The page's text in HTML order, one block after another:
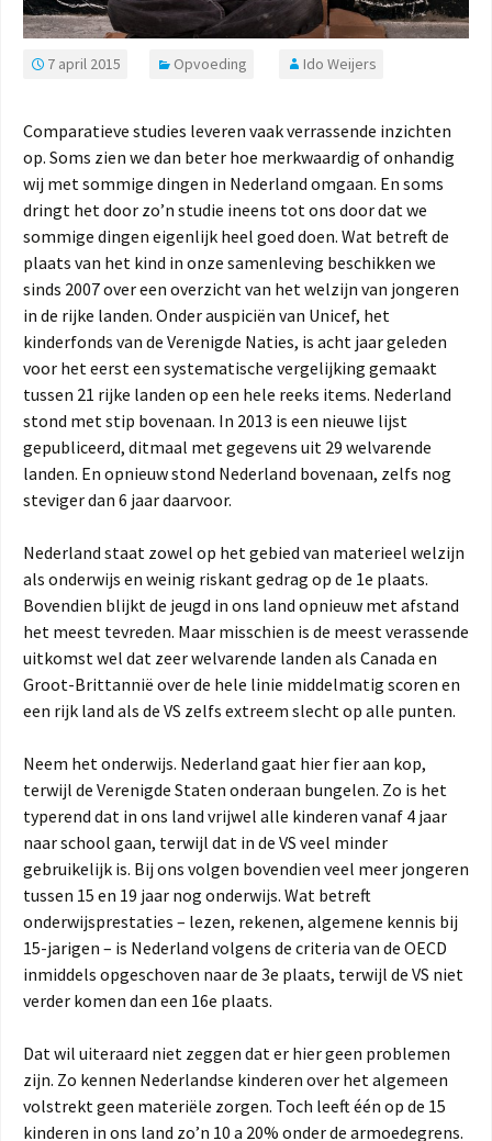
7 april 2015 Opvoeding Ido Weijers
Comparatieve studies leveren vaak verrassende inzichten
op. Soms zien we dan beter hoe merkwaardig of onhandig
wij met sommige dingen in Nederland omgaan. En soms
dringt het door zo’n studie ineens tot ons door dat we
sommige dingen eigenlijk heel goed doen. Wat betreft de
plaats van het kind in onze samenleving beschikken we
sinds 2007 over een overzicht van het welzijn van jongeren
in de rijke landen. Onder auspiciën van Unicef, het
kinderfonds van de Verenigde Naties, is acht jaar geleden
voor het eerst een systematische vergelijking gemaakt
tussen 21 rijke landen op een hele reeks items. Nederland
stond met stip bovenaan. In 2013 is een nieuwe lijst
gepubliceerd, ditmaal met gegevens uit 29 welvarende
landen. En opnieuw stond Nederland bovenaan, zelfs nog
steviger dan 6 jaar daarvoor.
Nederland staat zowel op het gebied van materieel welzijn
als onderwijs en weinig riskant gedrag op de 1e plaats.
Bovendien blijkt de jeugd in ons land opnieuw met afstand
het meest tevreden. Maar misschien is de meest verassende
uitkomst wel dat zeer welvarende landen als Canada en
Groot-Brittannië over de hele linie middelmatig scoren en
een rijk land als de VS zelfs extreem slecht op alle punten.
Neem het onderwijs. Nederland gaat hier fier aan kop,
terwijl de Verenigde Staten onderaan bungelen. Zo is het
typerend dat in ons land vrijwel alle kinderen vanaf 4 jaar
naar school gaan, terwijl dat in de VS veel minder
gebruikelijk is. Bij ons volgen bovendien veel meer jongeren
tussen 15 en 19 jaar nog onderwijs. Wat betreft
onderwijsprestaties – lezen, rekenen, algemene kennis bij
15-jarigen – is Nederland volgens de criteria van de OECD
inmiddels opgeschoven naar de 3e plaats, terwijl de VS niet
verder komen dan een 16e plaats.
Dat wil uiteraard niet zeggen dat er hier geen problemen
zijn. Zo kennen Nederlandse kinderen over het algemeen
volstrekt geen materiële zorgen. Toch leeft één op de 15
kinderen in ons land zo’n 10 a 20% onder de armoedegrens.